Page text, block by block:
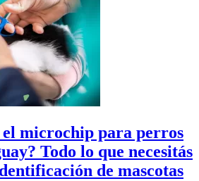
microchip para perros
Todo lo que necesitás
de mascotas